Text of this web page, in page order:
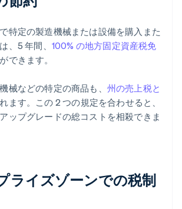
特定の製造機械または設備を購入また
、5 年間、 100% の地方固定資産税免
できます。
械などの特定の商品も、 州の売上税と
ます。この 2 つの規定を合わせると、
ップグレードの総コストを相殺できま
ライズゾーンでの税制